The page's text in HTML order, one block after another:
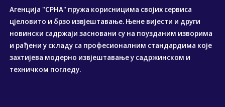
Агенција "СРНА" пружа корисницима својих сервиса
цјеловито и брзо извјештавање. Њене вијести и други
новински садржаји засновани су на поузданим изворима
и рађени у складу са професионалним стандардима које
захтијева модерно извјештавање у садржинском и
техничком погледу.